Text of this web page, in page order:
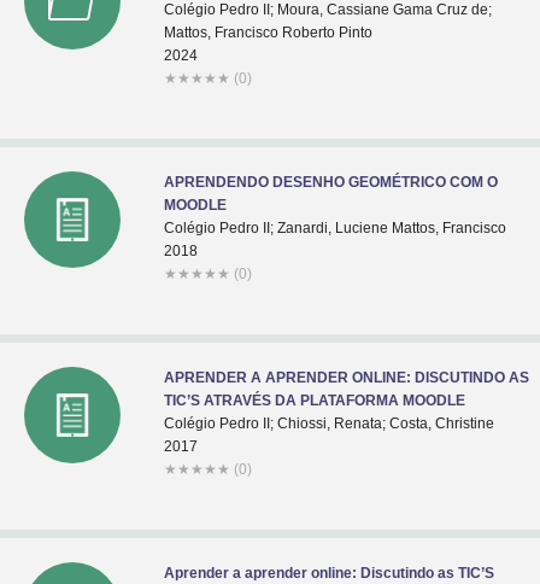
Colégio Pedro II; Moura, Cassiane Gama Cruz de;
Mattos, Francisco Roberto Pinto
2024
★ ★ ★ ★ ★ (0)
APRENDENDO DESENHO GEOMÉTRICO COM O
MOODLE
Colégio Pedro II; Zanardi, Luciene Mattos, Francisco
2018
★ ★ ★ ★ ★ (0)
APRENDER A APRENDER ONLINE: DISCUTINDO AS
TIC’S ATRAVÉS DA PLATAFORMA MOODLE
Colégio Pedro II; Chiossi, Renata; Costa, Christine
2017
★ ★ ★ ★ ★ (0)
Aprender a aprender online: Discutindo as TIC’S